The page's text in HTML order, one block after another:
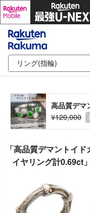
¥120,000
「高品質デマントイ
イヤリング計0.69ct